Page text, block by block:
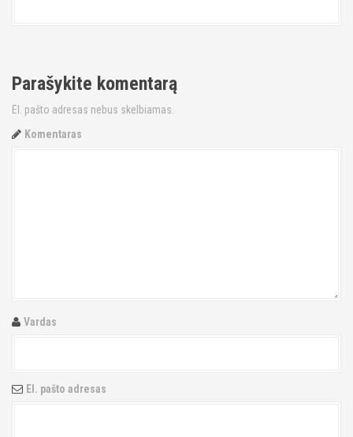
Parašykite komentarą
El. pašto adresas nebus skelbiamas.
Komentaras
Vardas
El. pašto adresas